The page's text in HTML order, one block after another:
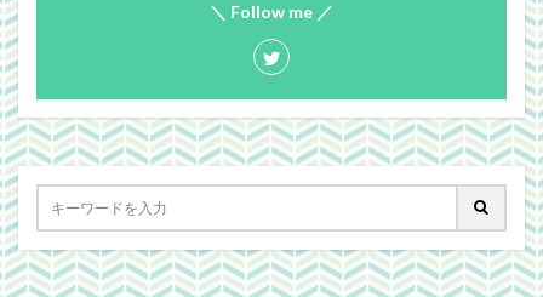
＼ Follow me ／